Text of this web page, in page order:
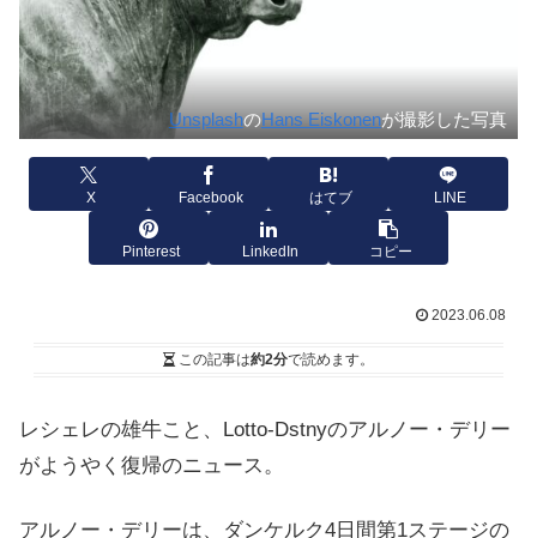
UnsplashのHans Eiskonenが撮影した写真
X Facebook はてブ LINE
Pinterest LinkedIn コピー
2023.06.08
この記事は約2分で読めます。
レシェレの雄牛こと、Lotto-Dstnyのアルノー・デリー
がようやく復帰のニュース。
アルノー・デリーは、ダンケルク4日間第1ステージの